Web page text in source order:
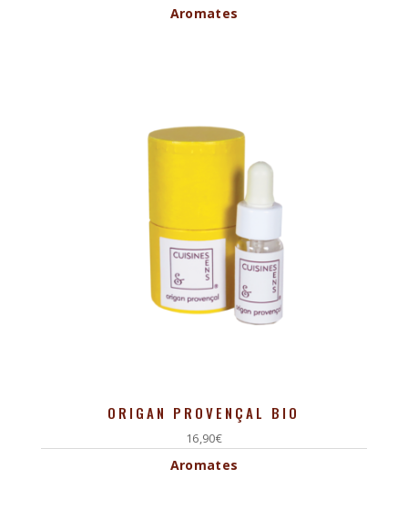
Aromates
ORIGAN PROVENÇAL BIO
16,90€
Aromates